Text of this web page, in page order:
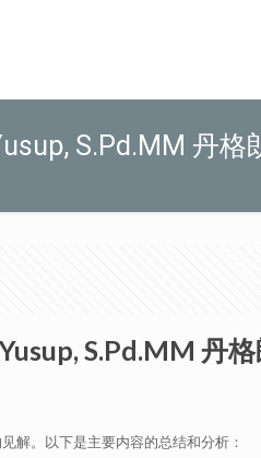
S.Pd.MM 丹格
S.Pd.MM 丹
解。以下是主要内容的总结和分析：